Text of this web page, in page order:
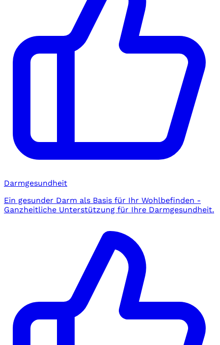
Darmgesundheit
Ein gesunder Darm als Basis für Ihr Wohlbefinden -
Ganzheitliche Unterstützung für Ihre Darmgesundheit.